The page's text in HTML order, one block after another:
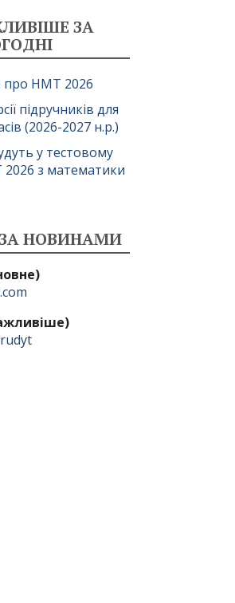
ЗА
про НМТ 2026
підручників для
(2026-2027 н.р.)
у тестовому
з математики
НОВИНАМИ